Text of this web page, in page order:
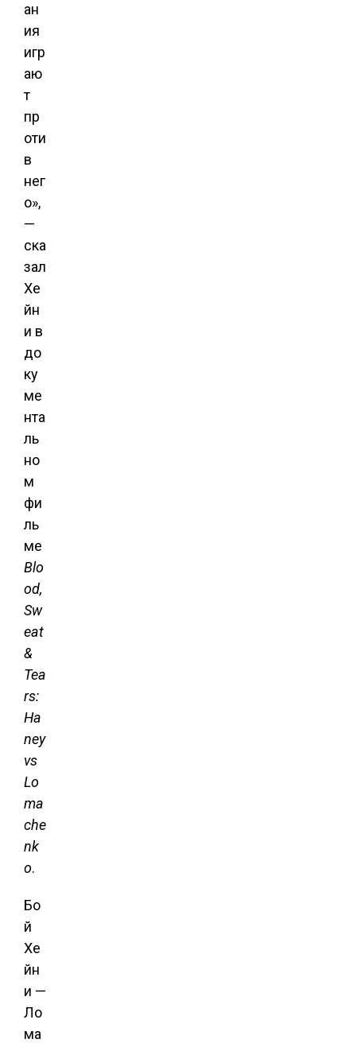
ан
ия
игр
аю
т
пр
оти
в
нег
о»,
—
ска
зал
Хе
йн
и в
до
ку
ме
нта
ль
но
м
фи
ль
ме
Blo
od,
Sw
eat
&
Tea
rs:
Ha
ney
vs
Lo
ma
che
nk
o.
Бо
й
Хе
йн
и —
Ло
ма